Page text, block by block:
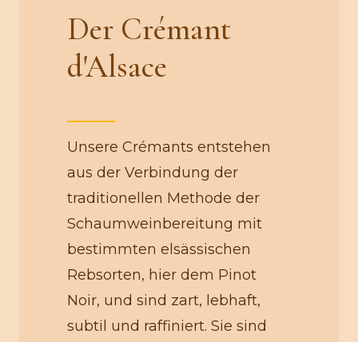
Der Crémant
d'Alsace
Unsere Crémants entstehen
aus der Verbindung der
traditionellen Methode der
Schaumweinbereitung mit
bestimmten elsässischen
Rebsorten, hier dem Pinot
Noir, und sind zart, lebhaft,
subtil und raffiniert. Sie sind